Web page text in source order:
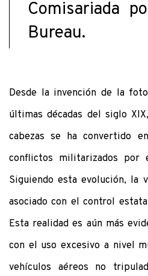
Comisariada
Bureau.
Desde la invención de la
últimas décadas del siglo
cabezas se ha convertido
conflictos militarizados por
Siguiendo esta evolución, la
asociado con el control
Esta realidad es aún más
con el uso excesivo a nivel
vehículos aéreos no